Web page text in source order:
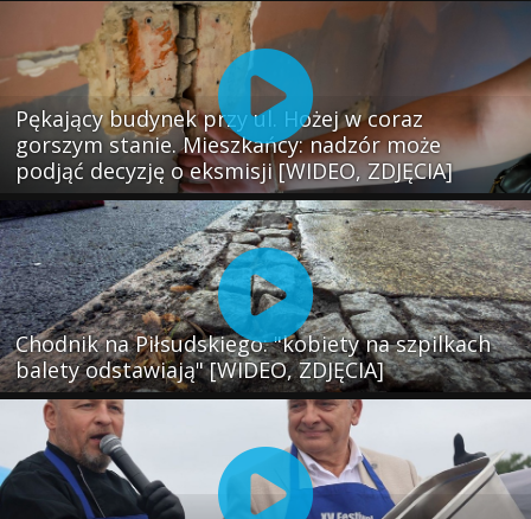
Pękający budynek przy ul. Hożej w coraz
gorszym stanie. Mieszkańcy: nadzór może
podjąć decyzję o eksmisji [WIDEO, ZDJĘCIA]
Chodnik na Piłsudskiego: "kobiety na szpilkach
balety odstawiają" [WIDEO, ZDJĘCIA]